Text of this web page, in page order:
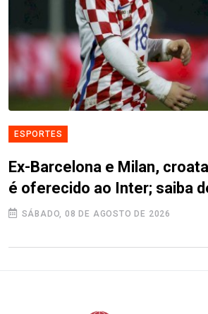
ESPORTES
Ex-Barcelona e Milan,
é oferecido ao Inter; saiba
SÁBADO, 08 DE AGOSTO DE 2026